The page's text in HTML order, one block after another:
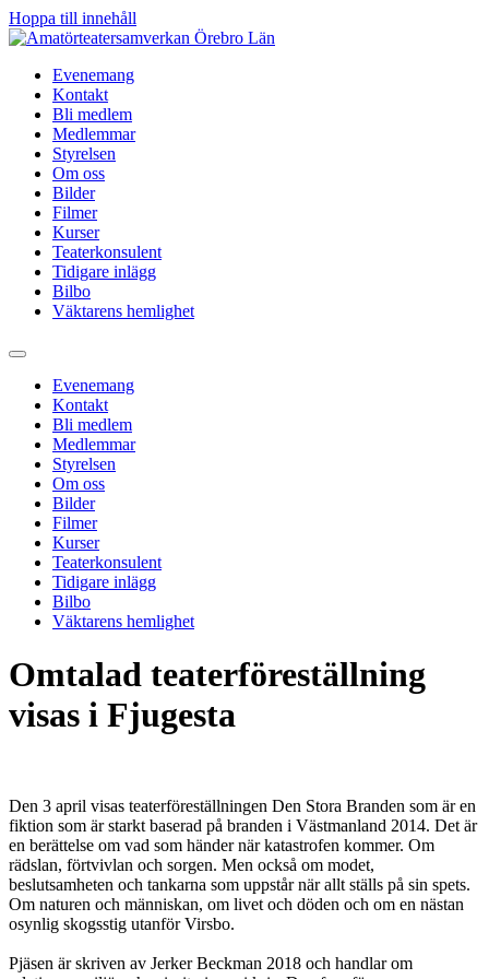
Hoppa till innehåll
Evenemang
Kontakt
Bli medlem
Medlemmar
Styrelsen
Om oss
Bilder
Filmer
Kurser
Teaterkonsulent
Tidigare inlägg
Bilbo
Väktarens hemlighet
Evenemang
Kontakt
Bli medlem
Medlemmar
Styrelsen
Om oss
Bilder
Filmer
Kurser
Teaterkonsulent
Tidigare inlägg
Bilbo
Väktarens hemlighet
Omtalad teaterföreställning
visas i Fjugesta
Den 3 april visas teaterföreställningen Den Stora Branden som är en
fiktion som är starkt baserad på branden i Västmanland 2014. Det är
en berättelse om vad som händer när katastrofen kommer. Om
rädslan, förtvivlan och sorgen. Men också om modet,
beslutsamheten och tankarna som uppstår när allt ställs på sin spets.
Om naturen och människan, om livet och döden och om en nästan
osynlig skogsstig utanför Virsbo.
Pjäsen är skriven av Jerker Beckman 2018 och handlar om